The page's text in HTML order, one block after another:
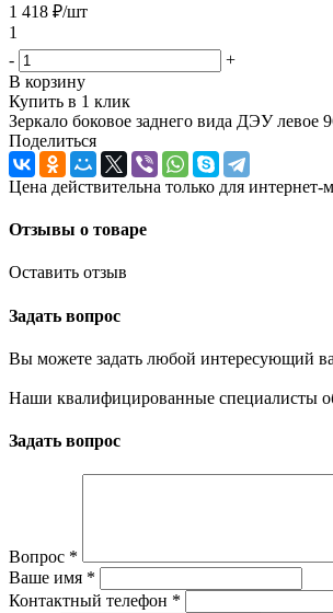
1 418 ₽/шт
1
-
+
В корзину
Купить в 1 клик
Зеркало боковое заднего вида ДЭУ левое
Поделиться
Цена действительна только для
Отзывы о товаре
Оставить отзыв
Задать вопрос
Вы можете задать любой интересующий
Наши квалифицированные специалисты
Задать вопрос
Вопрос *
Ваше имя *
Контактный телефон *